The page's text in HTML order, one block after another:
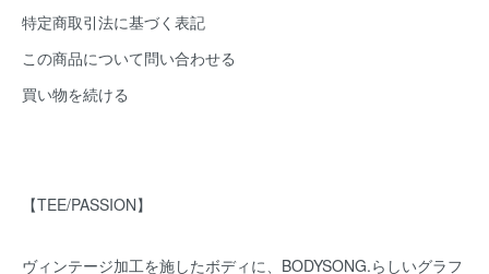
特定商取引法に基づく表記
この商品について問い合わせる
買い物を続ける
【TEE/PASSION】
ヴィンテージ加工を施したボディに、BODYSONG.らしいグラフ